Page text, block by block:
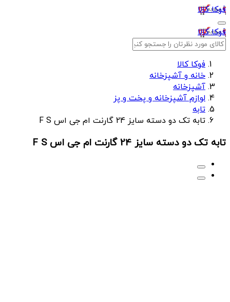
فوکا کالا
فوکا کالا
فوکا کالا
خانه و آشپزخانه
آشپزخانه
لوازم آشپزخانه و پخت و پز
تابه
تابه تک دو دسته سایز 24 گارنت ام جی اس F S
تابه تک دو دسته سایز 24 گارنت ام جی اس F S